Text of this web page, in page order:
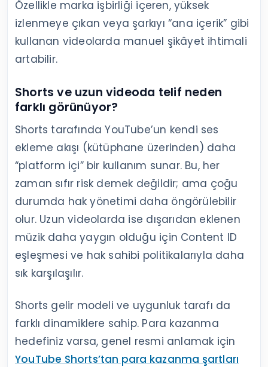
Özellikle marka işbirliği içeren, yüksek
izlenmeye çıkan veya şarkıyı “ana içerik” gibi
kullanan videolarda manuel şikâyet ihtimali
artabilir.
Shorts ve uzun videoda telif neden
farklı görünüyor?
Shorts tarafında YouTube’un kendi ses
ekleme akışı (kütüphane üzerinden) daha
“platform içi” bir kullanım sunar. Bu, her
zaman sıfır risk demek değildir; ama çoğu
durumda hak yönetimi daha öngörülebilir
olur. Uzun videolarda ise dışarıdan eklenen
müzik daha yaygın olduğu için Content ID
eşleşmesi ve hak sahibi politikalarıyla daha
sık karşılaşılır.
Shorts gelir modeli ve uygunluk tarafı da
farklı dinamiklere sahip. Para kazanma
hedefiniz varsa, genel resmi anlamak için
YouTube Shorts’tan para kazanma şartları